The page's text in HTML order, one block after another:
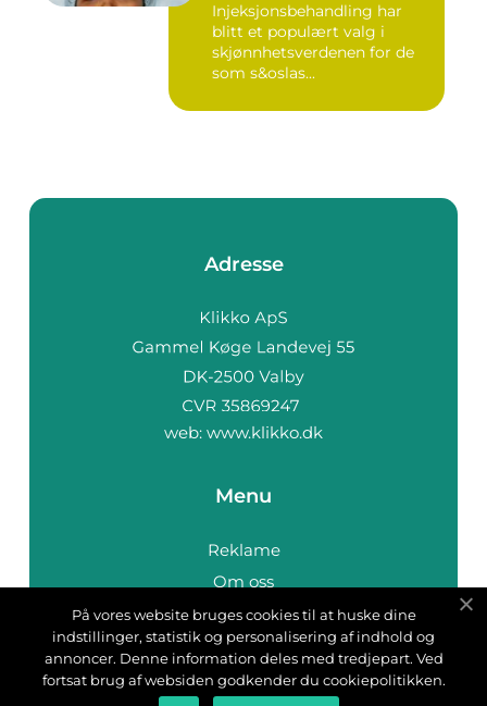
Injeksjonsbehandling har
blitt et populært valg i
skjønnhetsverdenen for de
som s&oslas...
Adresse
web: www.klikko.dk
Menu
Reklame
Om oss
Cookies
Kontakt Oss
Sitemap
På vores website bruges cookies til at huske dine
indstillinger, statistik og personalisering af indhold og
annoncer. Denne information deles med tredjepart. Ved
fortsat brug af websiden godkender du cookiepolitikken.